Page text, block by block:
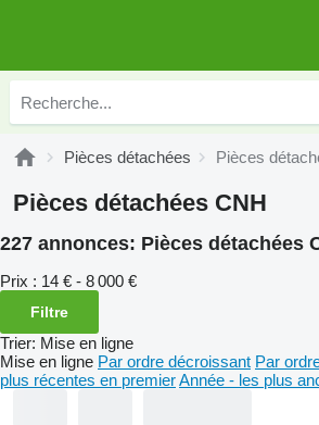
Pièces détachées Pièces
Pièces détachées CNH
227 annonces: Pièces détachées
Prix : 14 € - 8 000 €
Filtre
Trier: Mise en ligne
Mise en ligne Par ordre décroissant Par
plus récentes en premierAnnée - les plus